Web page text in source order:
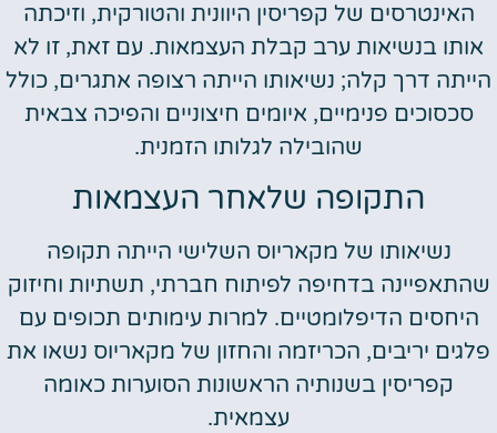
האינטרסים של קפריסין היוונית והטורקית, וזיכתה
אותו בנשיאות ערב קבלת העצמאות. עם זאת, זו לא
הייתה דרך קלה; נשיאותו הייתה רצופה אתגרים, כולל
סכסוכים פנימיים, איומים חיצוניים והפיכה צבאית
שהובילה לגלותו הזמנית.
התקופה שלאחר העצמאות
נשיאותו של מקאריוס השלישי הייתה תקופה
שהתאפיינה בדחיפה לפיתוח חברתי, תשתיות וחיזוק
היחסים הדיפלומטיים. למרות עימותים תכופים עם
פלגים יריבים, הכריזמה והחזון של מקאריוס נשאו את
קפריסין בשנותיה הראשונות הסוערות כאומה
עצמאית.